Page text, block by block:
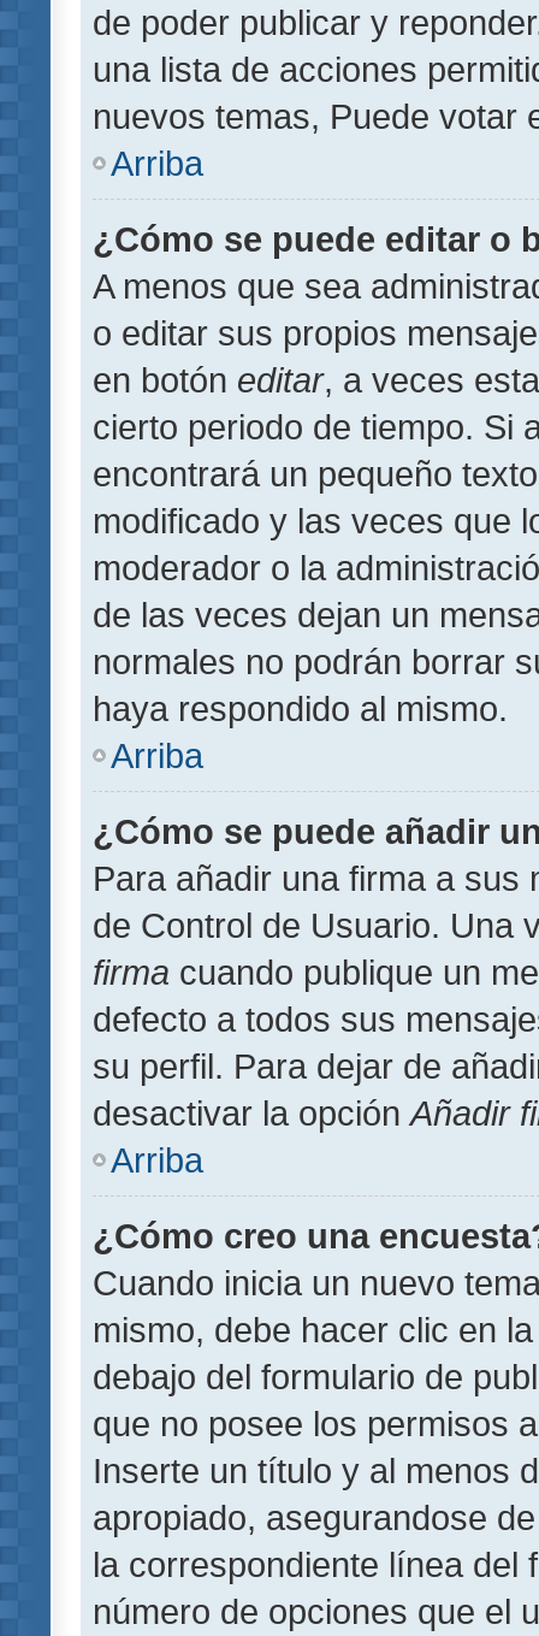
de poder publicar y
una lista de acciones
nuevos temas, Puede votar
Arriba
¿Cómo se puede editar o
A menos que sea
o editar sus propios
en botón editar, a veces
cierto periodo de tiempo. Si
encontrará un pequeño
modificado y las veces que
moderador o la
de las veces dejan un
normales no podrán borrar
haya respondido al mismo.
Arriba
¿Cómo se puede añadir
Para añadir una firma a sus
de Control de Usuario. Una
firma cuando publique un
defecto a todos sus
su perfil. Para dejar de
desactivar la opción Añadir
Arriba
¿Cómo creo una
Cuando inicia un nuevo
mismo, debe hacer clic en
debajo del formulario de
que no posee los permisos
Inserte un título y al menos
apropiado, asegurandose
la correspondiente línea del
número de opciones que el